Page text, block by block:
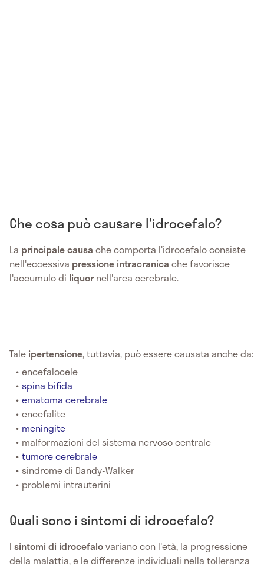
Che cosa può causare l'idrocefalo?
La principale causa che comporta l'idrocefalo consiste
nell'eccessiva pressione intracranica che favorisce
l'accumulo di liquor nell'area cerebrale.
Tale ipertensione, tuttavia, può essere causata anche da:
encefalocele
spina bifida
ematoma cerebrale
encefalite
meningite
malformazioni del sistema nervoso centrale
tumore cerebrale
sindrome di Dandy-Walker
problemi intrauterini
Quali sono i sintomi di idrocefalo?
I sintomi di idrocefalovariano con l'età, la progressione
della malattia, e le differenze individuali nella tolleranza